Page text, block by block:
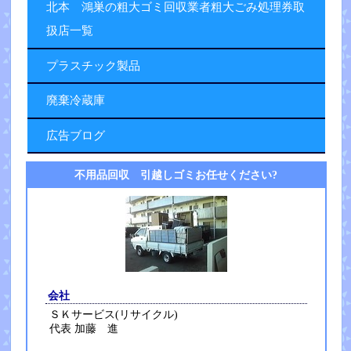
北本 鴻巣の粗大ゴミ回収業者粗大ごみ処理券取
扱店一覧
プラスチック製品
廃棄冷蔵庫
広告ブログ
不用品回収 引越しゴミお任せください?
会社
ＳＫサービス(リサイクル)
代表 加藤 進